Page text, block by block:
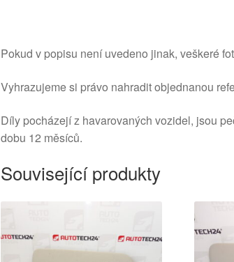
Pokud v popisu není uvedeno jinak, veškeré
Vyhrazujeme si právo nahradit objednanou
Díly pocházejí z havarovaných vozidel, jsou
dobu 12 měsíců.
Související produkty